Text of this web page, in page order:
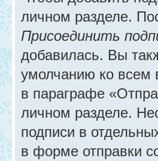
личном разделе.
Присоединить
добавилась. Вы
умолчанию ко всем
в параграфе
личном разделе.
подписи в
в форме отправки